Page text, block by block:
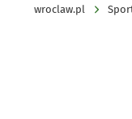
wroclaw.pl